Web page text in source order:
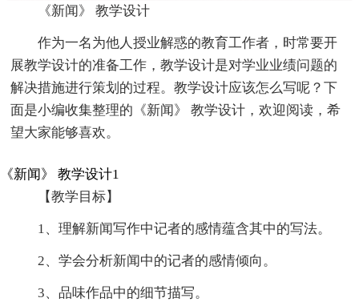
《新闻》 教学设计
作为一名为他人授业解惑的教育工作者，时常要开
展教学设计的准备工作，教学设计是对学业业绩问题的
解决措施进行策划的过程。教学设计应该怎么写呢？下
面是小编收集整理的《新闻》 教学设计，欢迎阅读，希
望大家能够喜欢。
《新闻》 教学设计1
【教学目标】
1、理解新闻写作中记者的感情蕴含其中的写法。
2、学会分析新闻中的记者的感情倾向。
3、品味作品中的细节描写。